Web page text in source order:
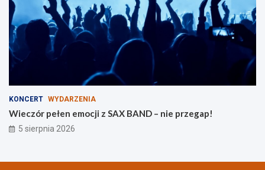
KONCERT WYDARZENIA
Wieczór pełen emocji z SAX BAND – nie przegap!
5 sierpnia 2026